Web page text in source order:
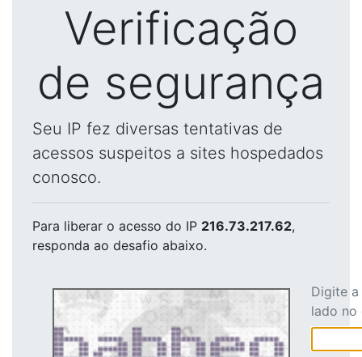
Verificação
de segurança
Seu IP fez diversas tentativas de
acessos suspeitos a sites hospedados
conosco.
Para liberar o acesso do IP 216.73.217.62,
responda ao desafio abaixo.
Digite
lado no